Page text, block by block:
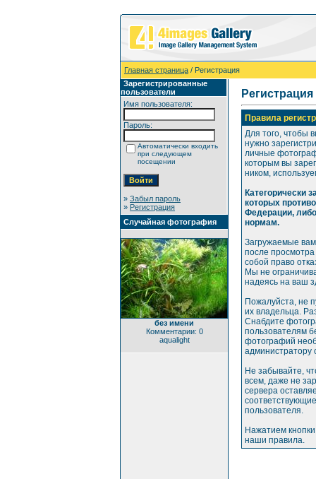
Главная страница / Регистрация
Зарегистрированные
пользователи
Имя пользователя:
Пароль:
Автоматически входить
при следующем
посещении
» Забыл пароль
» Регистрация
Случайная фотография
без имени
Комментарии: 0
aqualight
Регистрация
Правила
Для того, чтобы
нужно
личные
которым вы
ником,
Категорически
которых
Федерации,
нормам.
Загружаемые
после
собой право
Мы не
надеясь на ваш
Пожалуйста, не
их владельца.
Снабдите
пользователям
фотографий
администратору
Не забывайте,
всем, даже не
сервера
пользователя.
Нажатием
наши правила.